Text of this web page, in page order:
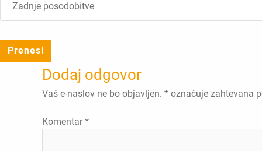
Zadnje posodobitve
Prenesi
Dodaj odgovor
Vaš e-naslov ne bo objavljen. * označuje zahtevana
Komentar*